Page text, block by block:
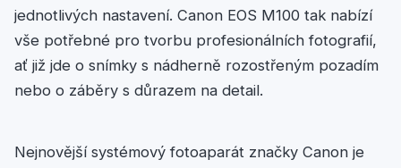
jednotlivých nastavení. Canon EOS M100 tak nabízí
vše potřebné pro tvorbu profesionálních fotografií,
ať již jde o snímky s nádherně rozostřeným pozadím
nebo o záběry s důrazem na detail.
Nejnovější systémový fotoaparát značky Canon je